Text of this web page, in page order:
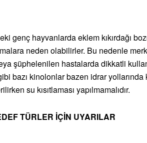
genç hayvanlarda eklem kıkırdağı
neden olabilirler. Bu nedenle
şüphelenilen hastalarda dikkatli
bazı kinolonlar bazen idrar
su kısıtlaması yapılmamalıdır.
TÜRLER İÇİN UYARILAR